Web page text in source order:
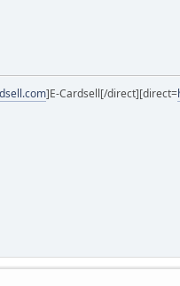
]E-Cardsell[/direct][direct=